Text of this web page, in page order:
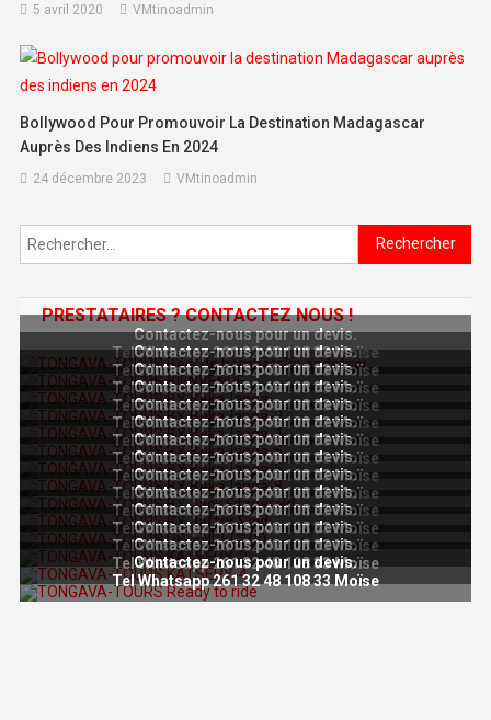
5 avril 2020 VMtinoadmin
Bollywood Pour Promouvoir La Destination Madagascar
Auprès Des Indiens En 2024
24 décembre 2023 VMtinoadmin
Rechercher :
PRESTATAIRES ? CONTACTEZ NOUS !
Contactez-nous pour un devis.
Tel Whatsapp 261 32 48 108 33 Moïse
Contactez-nous pour un devis.
Tel Whatsapp 261 32 48 108 33 Moïse
Contactez-nous pour un devis.
Tel Whatsapp 261 32 48 108 33 Moïse
Contactez-nous pour un devis.
Tel Whatsapp 261 32 48 108 33 Moïse
Contactez-nous pour un devis.
Tel Whatsapp 261 32 48 108 33 Moïse
Contactez-nous pour un devis.
Tel Whatsapp 261 32 48 108 33 Moïse
Contactez-nous pour un devis.
Tel Whatsapp 261 32 48 108 33 Moïse
Contactez-nous pour un devis.
Tel Whatsapp 261 32 48 108 33 Moïse
Contactez-nous pour un devis.
Tel Whatsapp 261 32 48 108 33 Moïse
Contactez-nous pour un devis.
Tel Whatsapp 261 32 48 108 33 Moïse
Contactez-nous pour un devis.
Tel Whatsapp 261 32 48 108 33 Moïse
Contactez-nous pour un devis.
Tel Whatsapp 261 32 48 108 33 Moïse
Contactez-nous pour un devis.
Tel Whatsapp 261 32 48 108 33 Moïse
Contactez-nous pour un devis.
Tel Whatsapp 261 32 48 108 33 Moïse